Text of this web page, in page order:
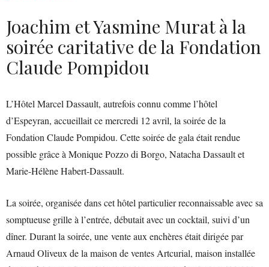
Joachim et Yasmine Murat à la
soirée caritative de la Fondation
Claude Pompidou
L’Hôtel Marcel Dassault, autrefois connu comme l’hôtel
d’Espeyran, accueillait ce mercredi 12 avril, la soirée de la
Fondation Claude Pompidou. Cette soirée de gala était rendue
possible grâce à Monique Pozzo di Borgo, Natacha Dassault et
Marie-Hélène Habert-Dassault.
La soirée, organisée dans cet hôtel particulier reconnaissable avec sa
somptueuse grille à l’entrée, débutait avec un cocktail, suivi d’un
dîner. Durant la soirée, une vente aux enchères était dirigée par
Arnaud Oliveux de la maison de ventes Artcurial, maison installée